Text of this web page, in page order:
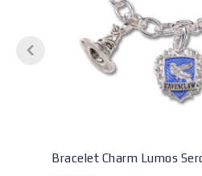
Bracelet Charm Lumos